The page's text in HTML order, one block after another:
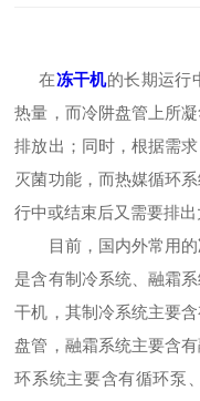
在冻干机的长期运行
热量，而冷阱盘管上所
排放出；同时，根据需
灭菌功能，而热媒循环
行中或结束后又需要排出
目前，国内外常用的
是含有制冷系统、融霜
干机，其制冷系统主要
盘管，融霜系统主要含
环系统主要含有循环泵